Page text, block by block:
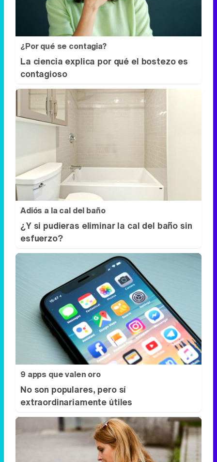
Estas criaturas existen y parecen
sacadas de otro planeta
La ciencia explica por qué el bostezo es
contagioso
Adiós a la cal del baño
¿Y si pudieras eliminar la cal del baño sin
esfuerzo?